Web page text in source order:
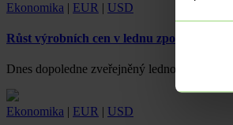
Ekonomika | EUR | USD
Růst výrobních cen v lednu zpomalil jen
Dnes dopoledne zveřejněný lednový
Ekonomika | EUR | USD